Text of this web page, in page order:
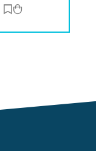
Zur Merkliste